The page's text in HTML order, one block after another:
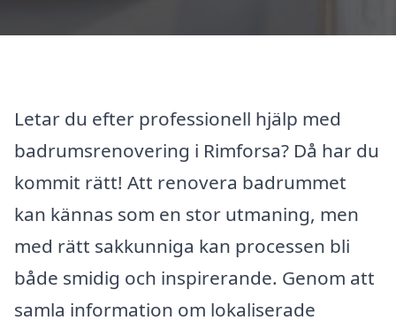
Letar du efter professionell hjälp med
badrumsrenovering i Rimforsa? Då har du
kommit rätt! Att renovera badrummet
kan kännas som en stor utmaning, men
med rätt sakkunniga kan processen bli
både smidig och inspirerande. Genom att
samla information om lokaliserade